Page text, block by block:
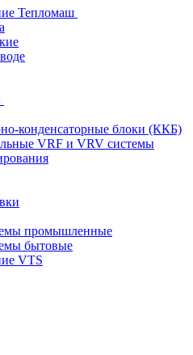
Тепломаш
конденсаторные блоки (ККБ)
VRF и VRV системы
промышленные
бытовые
VTS